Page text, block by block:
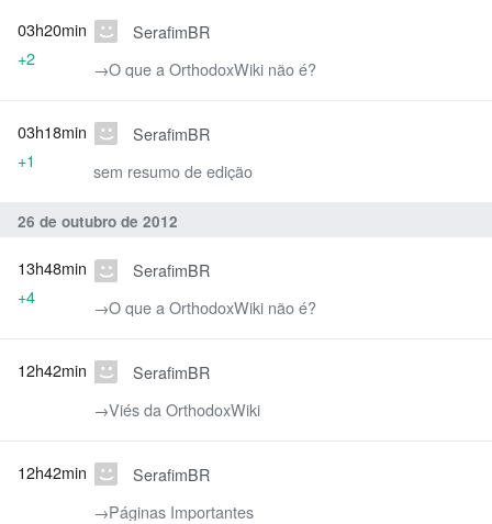
SerafimBR
→‎O que a OrthodoxWiki não é?
03h20min
+2
SerafimBR
sem resumo de edição
03h18min
+1
26 de outubro de 2012
SerafimBR
→‎O que a OrthodoxWiki não é?
13h48min
+4
SerafimBR
→‎Viés da OrthodoxWiki
12h42min
SerafimBR
→‎Páginas Importantes
12h42min